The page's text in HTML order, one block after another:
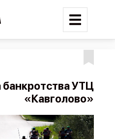
событий
банкротства УТЦ
«Кавголово»